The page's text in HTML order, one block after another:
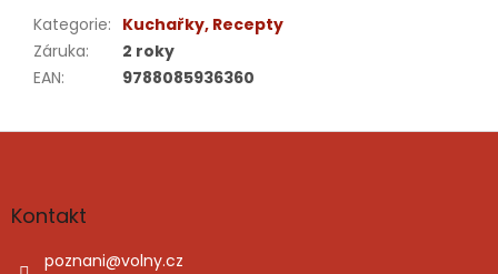
Kategorie: Kuchařky, Recepty
Záruka:
2 roky
EAN: 9788085936360
Z
aKontakt
poznani@volny.cz